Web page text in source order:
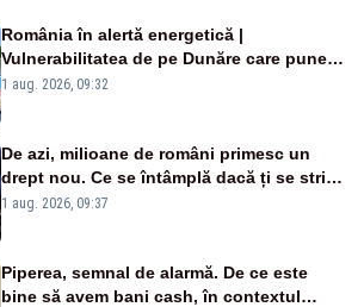
România în alertă energetică |
Vulnerabilitatea de pe Dunăre care pune
în pericol Centrala Cernavodă era
1 aug. 2026, 09:32
De azi, milioane de români primesc un
drept nou. Ce se întâmplă dacă ți se strică
un produs
1 aug. 2026, 09:37
Piperea, semnal de alarmă. De ce este
bine să avem bani cash, în contextul